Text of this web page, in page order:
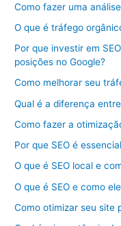
Como fazer uma
O que é tráfego
Por que investir em
posições no Google?
Como melhorar seu
Qual é a diferença
Como fazer a
Por que SEO é
O que é SEO local e
O que é SEO e como
Como otimizar seu site